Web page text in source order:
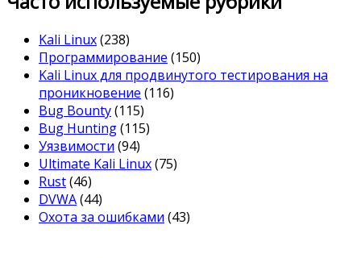
Kali Linux(238)
Программирование (150)
Kali Linux для продвинутого тестирования на
проникновение (116)
Bug Bounty(115)
Bug Hunting(115)
Уязвимости (94)
Ultimate Kali Linux(75)
Rust(46)
DVWA(44)
Охота за ошибками (43)